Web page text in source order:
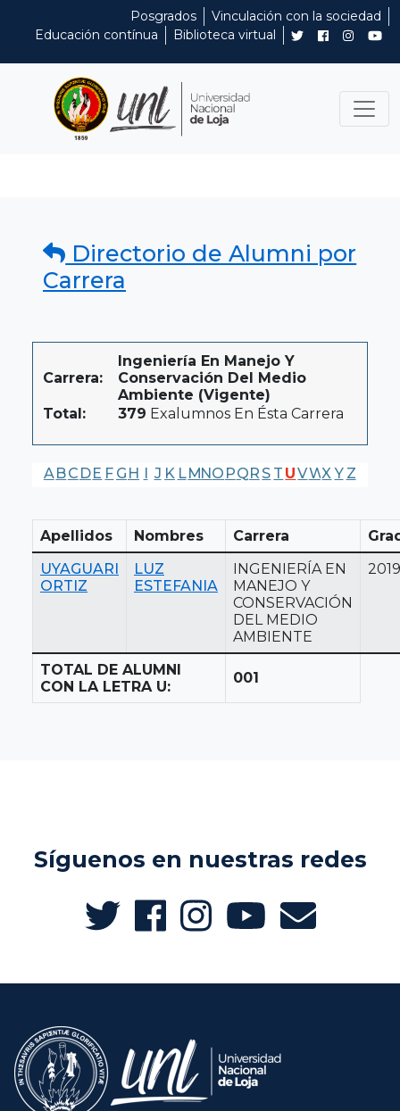
Posgrados
Vinculación con la sociedad
Educación contínua
Biblioteca virtual
Directorio de Alumni por
Carrera
Carrera:
Ingeniería En Manejo Y
Conservación Del Medio
Ambiente (Vigente)
Total:
379 Exalumnos En Ésta Carrera
A BC DE F G H I J K LMNO PQR S T UVWX Y Z
Apellidos Nombres Carrera
UYAGUARI
ORTIZ
LUZ
ESTEFANIA
INGENIERÍA EN
MANEJO Y
CONSERVACIÓN
DEL MEDIO
AMBIENTE
2019
TOTAL DE ALUMNI
CON LA LETRA U:
001
Síguenos en nuestras redes